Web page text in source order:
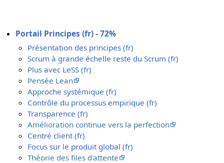
Portail Principes (fr) - 72%
Présentation des principes (fr)
Scrum à grande échelle reste du Scrum (fr)
Plus avec LeSS (fr)
Pensée Lean
Approche systémique (fr)
Contrôle du processus empirique (fr)
Transparence (fr)
Amélioration continue vers la perfection
Centré client (fr)
Focus sur le produit global (fr)
Théorie des files d'attente